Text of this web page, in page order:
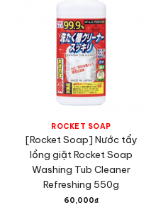
ROCKET SOAP
[Rocket Soap] Nước tẩy
lồng giặt Rocket Soap
Washing Tub Cleaner
Refreshing 550g
60,000₫